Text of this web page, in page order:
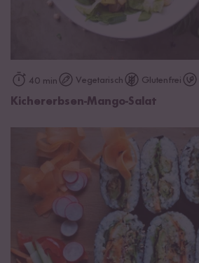
40 min Vegetarisch Glutenfrei
Kichererbsen-Mango-Salat